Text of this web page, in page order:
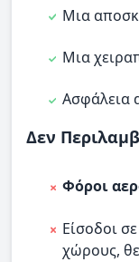
Μια
Μια
Ασφάλεια
Δεν
Φόροι
Είσοδοι
χώρους,